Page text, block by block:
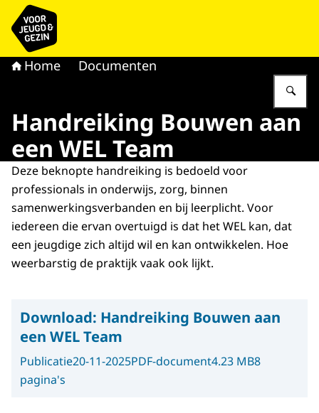
Naar de homepage van voor Jeugd & Gezin
Home Documenten
Handreiking Bouwen aan
een WEL Team
Deze beknopte handreiking is bedoeld voor
professionals in onderwijs, zorg, binnen
samenwerkingsverbanden en bij leerplicht. Voor
iedereen die ervan overtuigd is dat het WEL kan, dat
een jeugdige zich altijd wil en kan ontwikkelen. Hoe
weerbarstig de praktijk vaak ook lijkt.
Download: Handreiking Bouwen aan
een WEL Team
Publicatie20-11-2025PDF-document4.23 MB8
pagina's